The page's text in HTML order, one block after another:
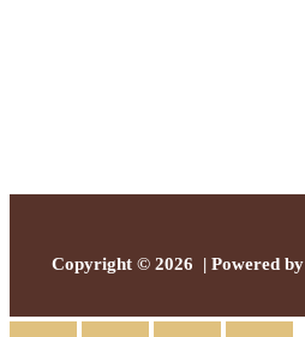
Copyright © 2026 | Powered by